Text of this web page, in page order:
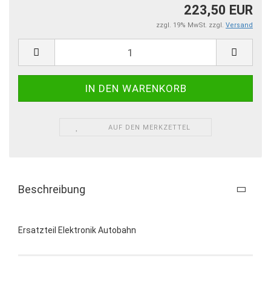
223,50 EUR
zzgl. 19% MwSt. zzgl. Versand
AUF DEN MERKZETTEL
Beschreibung
Ersatzteil Elektronik Autobahn